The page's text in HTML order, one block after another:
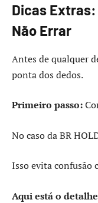
Dicas
Não Errar
Antes de qualquer
ponta dos dedos.
Primeiro passo:
No caso da BR
Isso evita confusão
Aqui está o